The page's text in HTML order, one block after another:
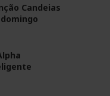
Candeias